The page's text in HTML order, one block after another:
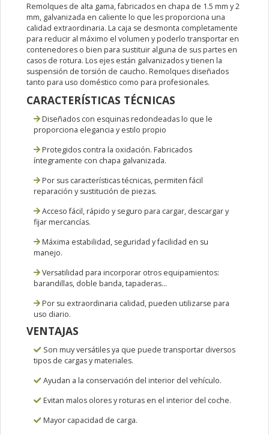
Remolques de alta gama, fabricados en chapa de 1.5 mm y 2
mm, galvanizada en caliente lo que les proporciona una
calidad extraordinaria. La caja se desmonta completamente
para reducir al máximo el volumen y poderlo transportar en
contenedores o bien para sustituir alguna de sus partes en
casos de rotura. Los ejes están galvanizados y tienen la
suspensión de torsión de caucho. Remolques diseñados
tanto para uso doméstico como para profesionales.
CARACTERÍSTICAS TÉCNICAS
Diseñados con esquinas redondeadas lo que le
proporciona elegancia y estilo propio
Protegidos contra la oxidación. Fabricados
íntegramente con chapa galvanizada.
Por sus características técnicas, permiten fácil
reparación y sustitución de piezas.
Acceso fácil, rápido y seguro para cargar, descargar y
fijar mercancías.
Máxima estabilidad, seguridad y facilidad en su
manejo.
Versatilidad para incorporar otros equipamientos:
barandillas, doble banda, tapaderas...
Por su extraordinaria calidad, pueden utilizarse para
uso diario.
VENTAJAS
Son muy versátiles ya que puede transportar diversos
tipos de cargas y materiales.
Ayudan a la conservación del interior del vehículo.
Evitan malos olores y roturas en el interior del coche.
Mayor capacidad de carga.